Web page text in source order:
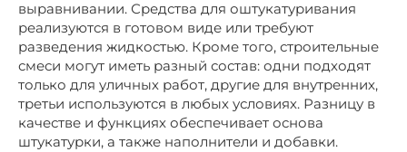
выравнивании. Средства для оштукатуривания
реализуются в готовом виде или требуют
разведения жидкостью. Кроме того, строительные
смеси могут иметь разный состав: одни подходят
только для уличных работ, другие для внутренних,
третьи используются в любых условиях. Разницу в
качестве и функциях обеспечивает основа
штукатурки, а также наполнители и добавки.